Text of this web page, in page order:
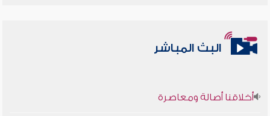
البث المباشر
أخلاقنا أصالة ومعاصرة